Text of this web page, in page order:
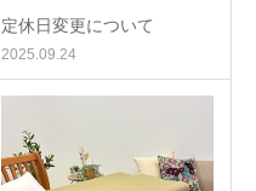
定休日変更について
2025.09.24